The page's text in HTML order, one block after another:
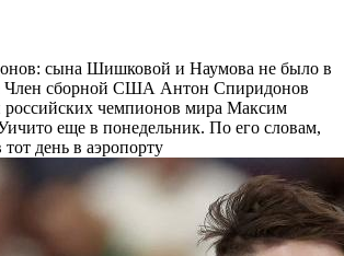
сына Шишковой и Наумова не было в
Член сборной США Антон Спиридонов
российских чемпионов мира Максим
еще в понедельник. По его словам,
день в аэропорту